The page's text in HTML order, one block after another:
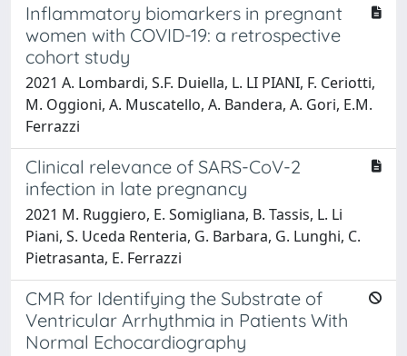
Inflammatory biomarkers in pregnant
women with COVID-19: a retrospective
cohort study
2021 A. Lombardi, S.F. Duiella, L. LI PIANI, F. Ceriotti,
M. Oggioni, A. Muscatello, A. Bandera, A. Gori, E.M.
Ferrazzi
Clinical relevance of SARS-CoV-2
infection in late pregnancy
2021 M. Ruggiero, E. Somigliana, B. Tassis, L. Li
Piani, S. Uceda Renteria, G. Barbara, G. Lunghi, C.
Pietrasanta, E. Ferrazzi
CMR for Identifying the Substrate of
Ventricular Arrhythmia in Patients With
Normal Echocardiography